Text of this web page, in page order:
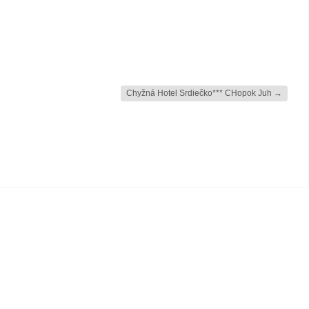
Chyžná Hotel Srdiečko*** CHopok Juh →